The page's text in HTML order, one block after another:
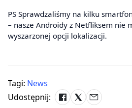
PS Sprawdzaliśmy na kilku
– nasze Androidy z Netfliksem nie
wyszarzonej opcji lokalizacji.
Tagi: News
Udostępnij: